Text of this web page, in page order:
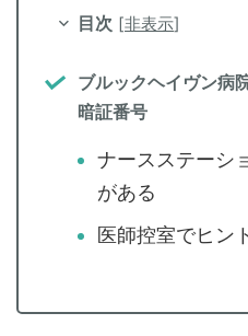
目次 [非表示]
ブルックヘイヴン病
暗証番号
ナースステーシ
がある
医師控室でヒン